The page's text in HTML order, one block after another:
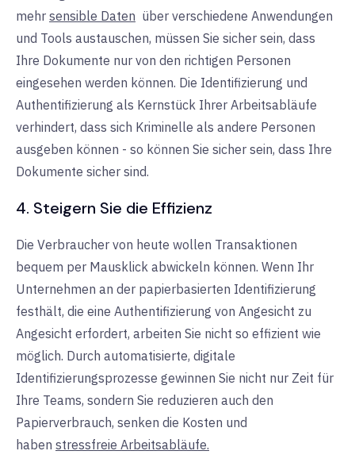
mehr sensible Daten über verschiedene Anwendungen
und Tools austauschen, müssen Sie sicher sein, dass
Ihre Dokumente nur von den richtigen Personen
eingesehen werden können. Die Identifizierung und
Authentifizierung als Kernstück Ihrer Arbeitsabläufe
verhindert, dass sich Kriminelle als andere Personen
ausgeben können - so können Sie sicher sein, dass Ihre
Dokumente sicher sind.
4. Steigern Sie die Effizienz
Die Verbraucher von heute wollen Transaktionen
bequem per Mausklick abwickeln können. Wenn Ihr
Unternehmen an der papierbasierten Identifizierung
festhält, die eine Authentifizierung von Angesicht zu
Angesicht erfordert, arbeiten Sie nicht so effizient wie
möglich. Durch automatisierte, digitale
Identifizierungsprozesse gewinnen Sie nicht nur Zeit für
Ihre Teams, sondern Sie reduzieren auch den
Papierverbrauch, senken die Kosten und
haben stressfreie Arbeitsabläufe.